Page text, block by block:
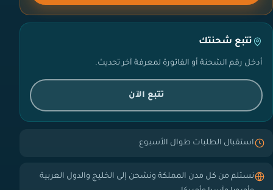
تتبع شحنتك
أدخل رقم الشحنة أو الفاتورة لمعرفة آخر تحديث.
تتبع الآن
استقبال الطلبات طوال الأسبوع
نستلم من كل مدن المملكة ونشحن إلى الخليج والدول العربية